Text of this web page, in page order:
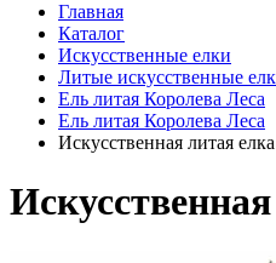
Главная
Каталог
Искусственные елки
Литые искусственные
Ель литая Королева Леса
Ель литая Королева Леса
Искусственная литая